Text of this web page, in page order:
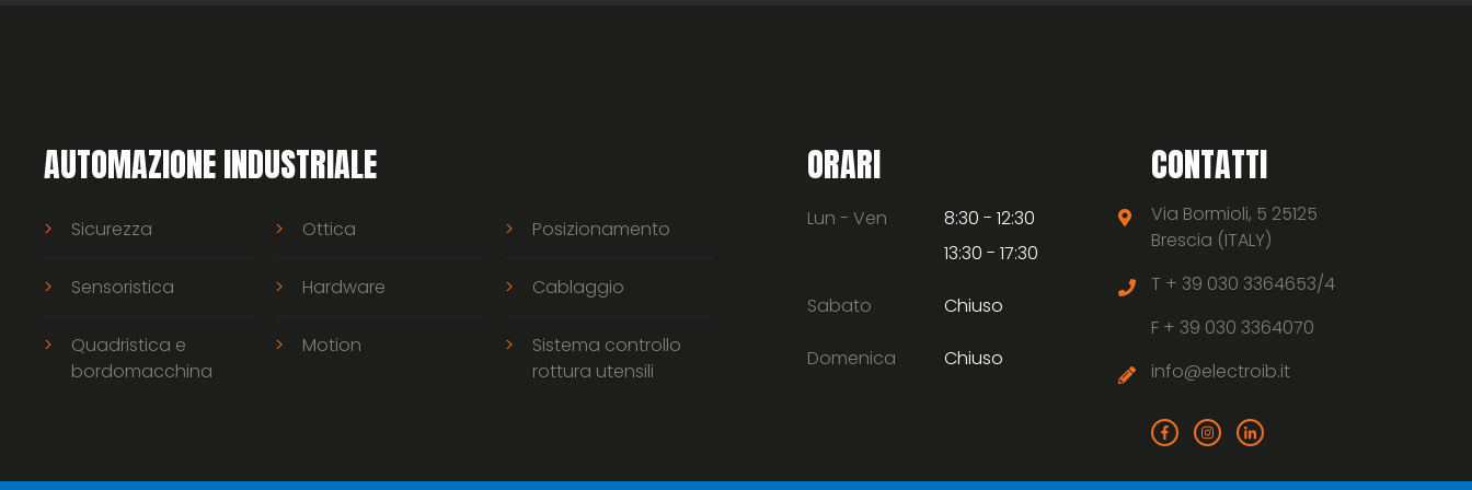
AUTOMAZIONE INDUSTRIALE
Sicurezza Ottica Posizionamento
Sensoristica Hardware Cablaggio
Quadristica e
bordomacchina
Motion
Sistema controllo
rottura utensili
ORARI
Lun - Ven
8:30 - 12:30
13:30 - 17:30
Sabato Chiuso
Domenica Chiuso
CONTATTI
Via Bormioli, 5 25125
Brescia (ITALY)
T + 39 030 3364653/4
F + 39 030 3364070
info@electroib.it